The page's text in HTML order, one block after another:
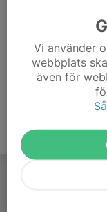
Vi använder
webbplats
även för